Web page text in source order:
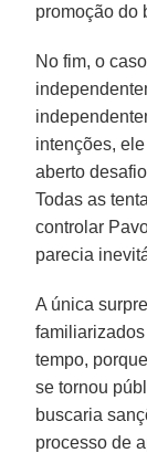
promoção do
No fim, o
intenções,
aberto
Todas as
controlar
parecia
A única
tempo,
se tornou
buscaria
processo de